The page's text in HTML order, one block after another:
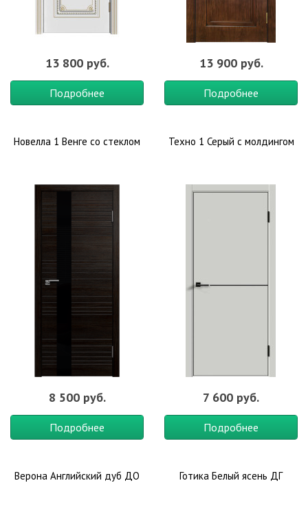
13 800 руб.
Подробнее
13 900 руб.
Подробнее
Новелла 1 Венге со стеклом
8 500 руб.
Подробнее
Техно 1 Серый с молдингом
7 600 руб.
Подробнее
Верона Английский дуб ДО Готика Белый ясень ДГ